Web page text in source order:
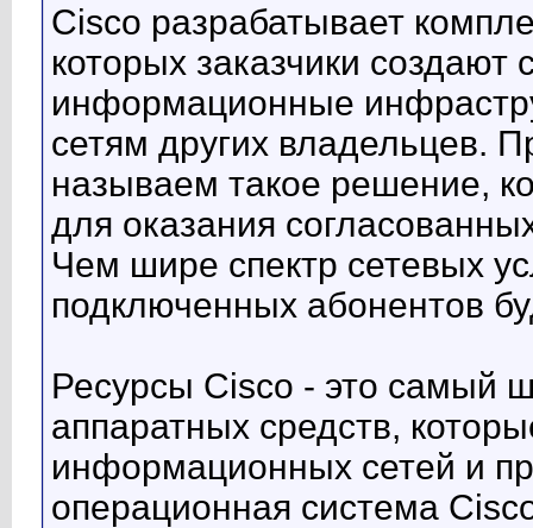
Cisco разрабатывает
которых заказчики
информационные
сетям других владельцев.
называем такое решение,
для оказания
Чем шире спектр сетевых
подключенных абонентов
Ресурсы Cisco - это самый
аппаратных средств,
информационных сетей и
операционная система